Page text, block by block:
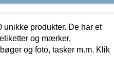
unikke produkter. De har et
og mærker,
og foto, tasker m.m. Klik